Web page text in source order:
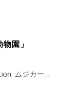
園」
ムジカー…